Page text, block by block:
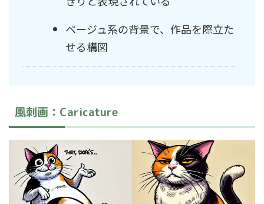
ベージュ系の背景で、作品を際立た
せる構図
風刺画：Caricature